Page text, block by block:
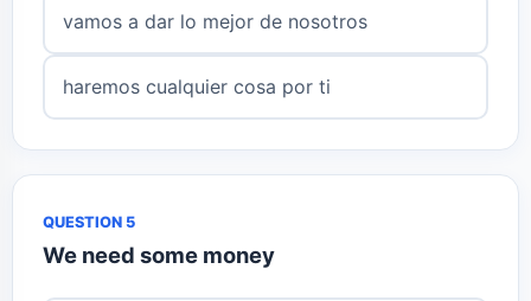
vamos a dar lo mejor de nosotros
haremos cualquier cosa por ti
QUESTION 5
We need some money